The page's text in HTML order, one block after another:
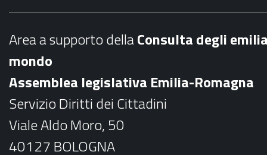
e
o
k
t
r
a
m
Area a supporto dellaConsulta degli
mondo
Assemblea legislativa Emilia-Romagna
Servizio Diritti dei Cittadini
Viale Aldo Moro, 50
40127 BOLOGNA